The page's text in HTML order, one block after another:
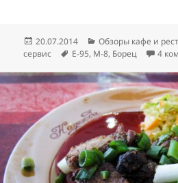
Опубликовано
20.07.2014 Рубрики
Обзоры кафе и
сервис
Метки
E-95, M-8, Борец 4